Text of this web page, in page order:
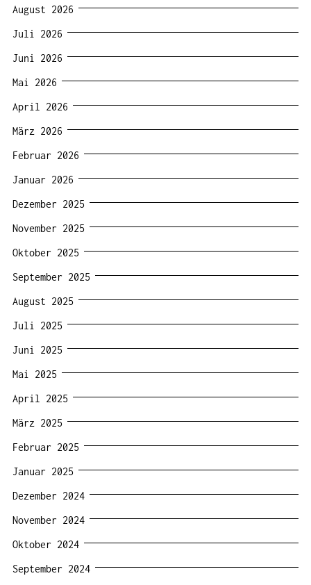
August 2026
Juli 2026
Juni 2026
Mai 2026
April 2026
März 2026
Februar 2026
Januar 2026
Dezember 2025
November 2025
Oktober 2025
September 2025
August 2025
Juli 2025
Juni 2025
Mai 2025
April 2025
März 2025
Februar 2025
Januar 2025
Dezember 2024
November 2024
Oktober 2024
September 2024